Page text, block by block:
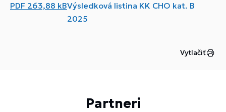
PDF 263,88 kBVýsledková listina KK CHO kat. B
2025
Vytlačiť
Partneri